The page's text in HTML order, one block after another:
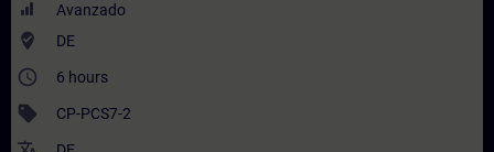
Avanzado
where_to_vote DE
access_time 6 hours
sell CP-PCS7-2